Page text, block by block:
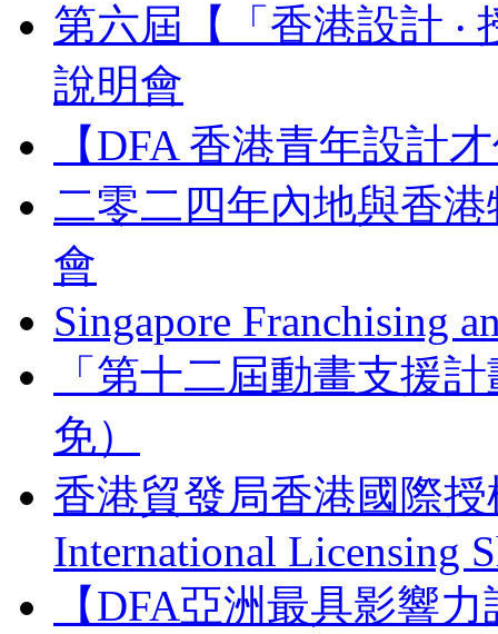
第六屆【「香港設計 ‧
說明會
【DFA 香港青年設計
二零二四年內地與香
會
Singapore Franchising
「第十二屆動畫支援
免）
香港貿發局香港國際
International Licensing
【DFA亞洲最具影響